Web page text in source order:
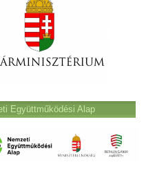
Együttműködési Alap